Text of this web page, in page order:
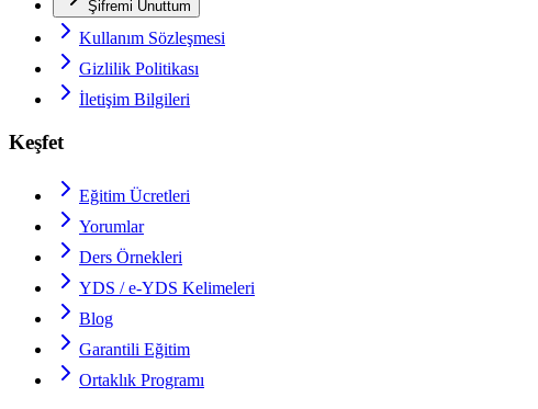
Şifremi Unuttum
Kullanım Sözleşmesi
Gizlilik Politikası
İletişim Bilgileri
Keşfet
Eğitim Ücretleri
Yorumlar
Ders Örnekleri
YDS / e-YDS Kelimeleri
Blog
Garantili Eğitim
Ortaklık Programı